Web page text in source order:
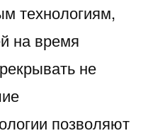
технологиям,
на время
не
позволяют